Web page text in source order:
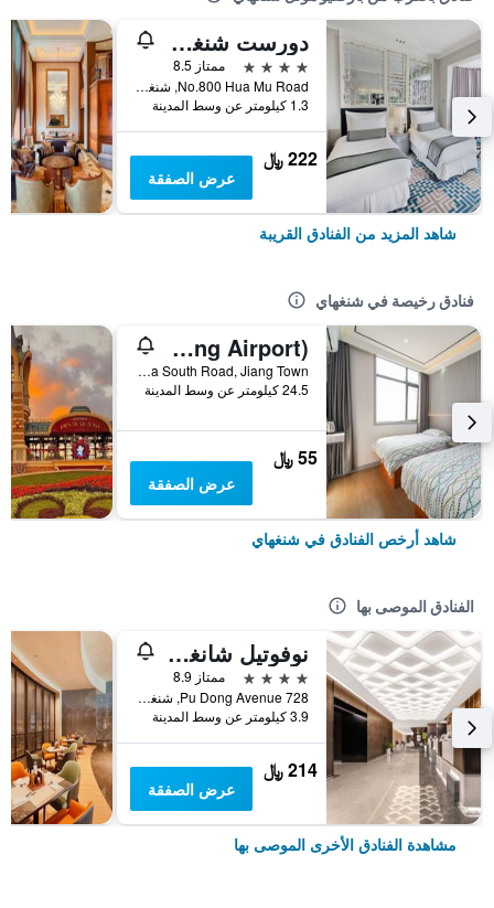
دورست شنغهاي
4 نجوم
ممتاز 8.5
No.800 Hua Mu Road, شنغهاي, الصين
1.3 كيلومتر عن وسط المدينة
222 ﷼
عرض الصفقة
شاهد المزيد من الفنادق القريبة
فنادق رخيصة في شنغهاي
Pod Inn (Shanghai Pudong Airport)
No. 10 Shuizha South Road, Jiang Town, شنغهاي, الصين
24.5 كيلومتر عن وسط المدينة
55 ﷼
عرض الصفقة
شاهد أرخص الفنادق في شنغهاي
الفنادق الموصى بها
نوفوتيل شانغهاي أتلانتس
4 نجوم
ممتاز 8.9
728 Pu Dong Avenue, شنغهاي, الصين
3.9 كيلومتر عن وسط المدينة
214 ﷼
عرض الصفقة
مشاهدة الفنادق الأخرى الموصى بها